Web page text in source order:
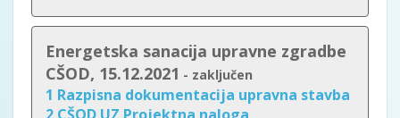
Energetska sanacija upravne zgradbe
CŠOD, 15.12.2021 - zaključen
1 Razpisna dokumentacija upravna stavba